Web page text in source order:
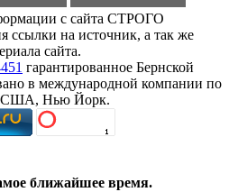
с сайта СТРОГО
на источник, а так же
сайта.
гарантированное Бернской
в международной компании по
в США, Нью Йорк.
ближайшее время.